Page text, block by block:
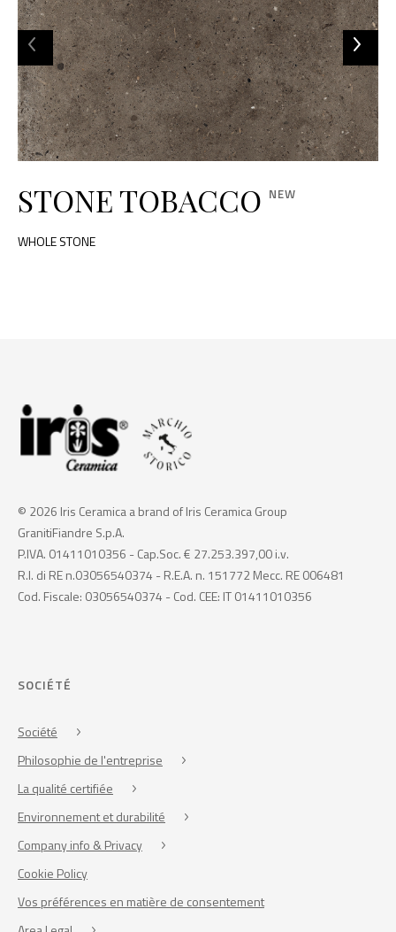
STONE TOBACCO
WHOLE STONE
© 2026 Iris Ceramica a brand of Iris Ceramica Group
GranitiFiandre S.p.A.
P.IVA. 01411010356 - Cap.Soc. € 27.253.397,00 i.v.
R.I. di RE n.03056540374 - R.E.A. n. 151772 Mecc. RE 006481
Cod. Fiscale: 03056540374 - Cod. CEE: IT 01411010356
SOCIÉTÉ
Société
Philosophie de l'entreprise
La qualité certifiée
Environnement et durabilité
Company info & Privacy
Cookie Policy
Vos préférences en matière de consentement